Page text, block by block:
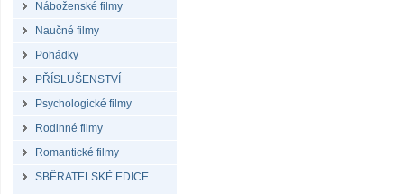
Náboženské filmy
Naučné filmy
Pohádky
PŘÍSLUŠENSTVÍ
Psychologické filmy
Rodinné filmy
Romantické filmy
SBĚRATELSKÉ EDICE